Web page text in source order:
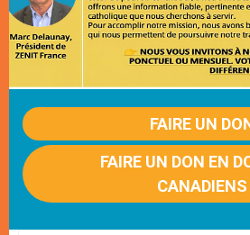
FAIRE UN
FAIRE UN DON EN
CANADIENS